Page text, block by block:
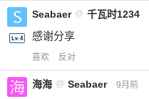
Seabaer @ 千瓦时1234
感谢分享
喜欢 反对
海海 @ Seabaer 9月前